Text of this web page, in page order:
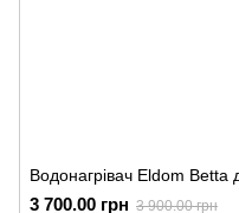
Водонагрівач Eldom
3 700.00 грн 3 900.00 грн